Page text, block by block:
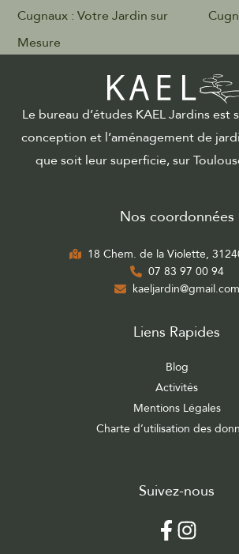
Cugnaux : Votre Jardin sur
Mesure
Le bureau d’études KAEL Jardins est
conception et l’aménagement de
que soit leur superficie, sur
Nos coordonnées
18 Chem. de la Violette,
07 83 97 00 94
kaeljardin@gmail.com
Liens Rapides
Blog
Activités
Mentions Légales
Charte d’utilisation des
Suivez-nous